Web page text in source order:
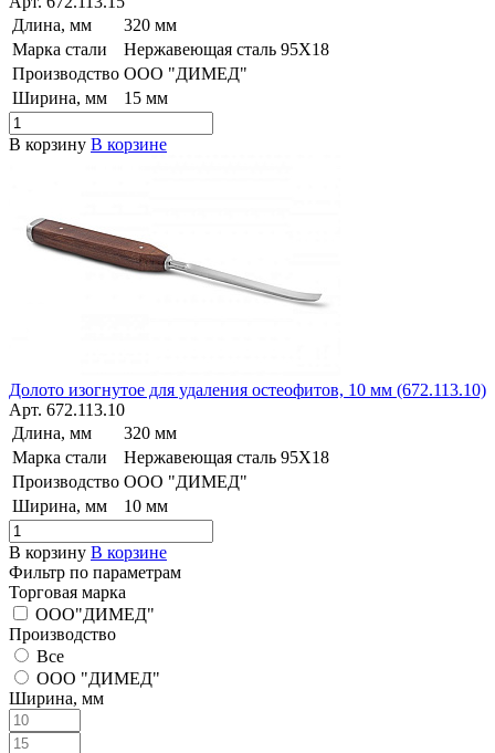
Длина, мм
320 мм
Марка стали
Нержавеющая сталь 95Х18
Производство ООО "ДИМЕД"
Ширина, мм
15 мм
В корзину В корзине
Долото изогнутое для удаления остеофитов, 10 мм (672.113.10)
Арт. 672.113.10
Длина, мм
320 мм
Марка стали
Нержавеющая сталь 95Х18
Производство ООО "ДИМЕД"
Ширина, мм
10 мм
В корзину В корзине
Фильтр по параметрам
Торговая марка
ООО"ДИМЕД"
Производство
Все
ООО "ДИМЕД"
Ширина, мм